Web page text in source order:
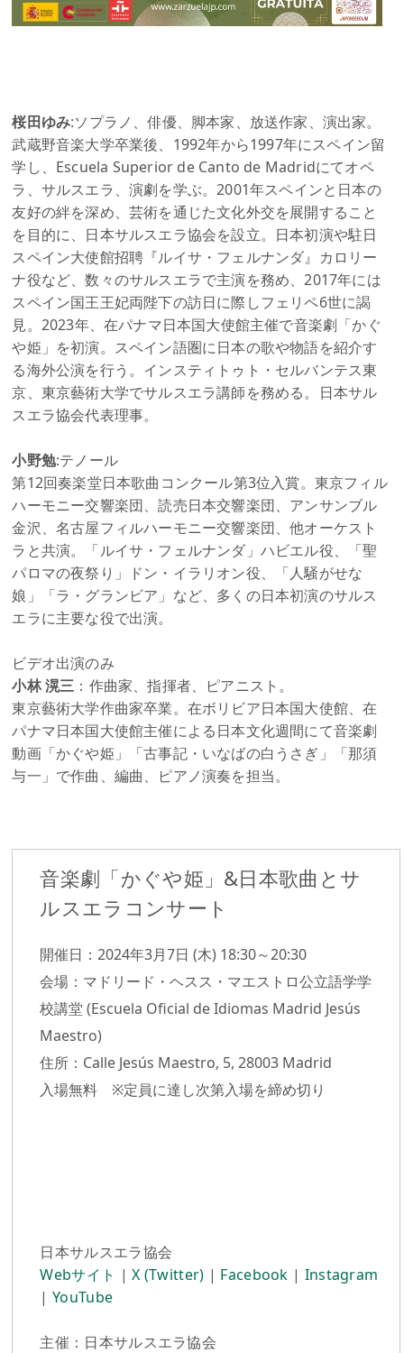
桜田ゆみ:ソプラノ、俳優、脚本家、放送作家、演出家。
武蔵野音楽大学卒業後、1992年から1997年にスペイン留
学し、Escuela Superior de Canto de Madridにてオペ
ラ、サルスエラ、演劇を学ぶ。2001年スペインと日本の
友好の絆を深め、芸術を通じた文化外交を展開すること
を目的に、日本サルスエラ協会を設立。日本初演や駐日
スペイン大使館招聘『ルイサ・フェルナンダ』カロリー
ナ役など、数々のサルスエラで主演を務め、2017年には
スペイン国王王妃両陛下の訪日に際しフェリペ6世に謁
見。2023年、在パナマ日本国大使館主催で音楽劇「かぐ
や姫」を初演。スペイン語圏に日本の歌や物語を紹介す
る海外公演を行う。インスティトゥト・セルバンテス東
京、東京藝術大学でサルスエラ講師を務める。日本サル
スエラ協会代表理事。
小野勉:テノール
第12回奏楽堂日本歌曲コンクール第3位入賞。東京フィル
ハーモニー交響楽団、読売日本交響楽団、アンサンブル
金沢、名古屋フィルハーモニー交響楽団、他オーケスト
ラと共演。「ルイサ・フェルナンダ」ハビエル役、「聖
パロマの夜祭り」ドン・イラリオン役、「人騒がせな
娘」「ラ・グランビア」など、多くの日本初演のサルス
エラに主要な役で出演。
ビデオ出演のみ
小林 滉三 ：作曲家、指揮者、ピアニスト。
東京藝術大学作曲家卒業。在ボリビア日本国大使館、在
パナマ日本国大使館主催による日本文化週間にて音楽劇
動画「かぐや姫」「古事記・いなばの白うさぎ」「那須
与一」で作曲、編曲、ピアノ演奏を担当。
音楽劇「かぐや姫」&日本歌曲とサ
ルスエラコンサート
開催日：2024年3月7日 (木) 18:30～20:30
会場：マドリード・ヘスス・マエストロ公立語学学
校講堂 (Escuela Oficial de Idiomas Madrid Jesús
Maestro)
住所：Calle Jesús Maestro, 5, 28003 Madrid
入場無料 ※定員に達し次第入場を締め切り
日本サルスエラ協会
Webサイト |X (Twitter) | Facebook | Instagram
|YouTube
主催：日本サルスエラ協会